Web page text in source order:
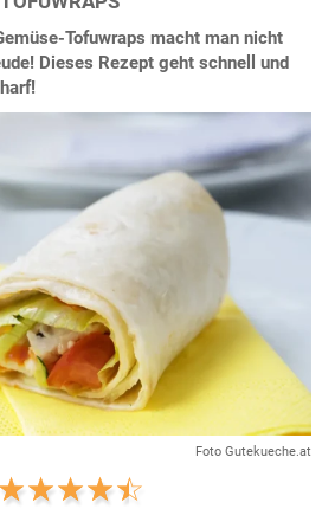
Tofuwraps macht man nicht
Dieses Rezept geht schnell und
Foto Gutekueche.at